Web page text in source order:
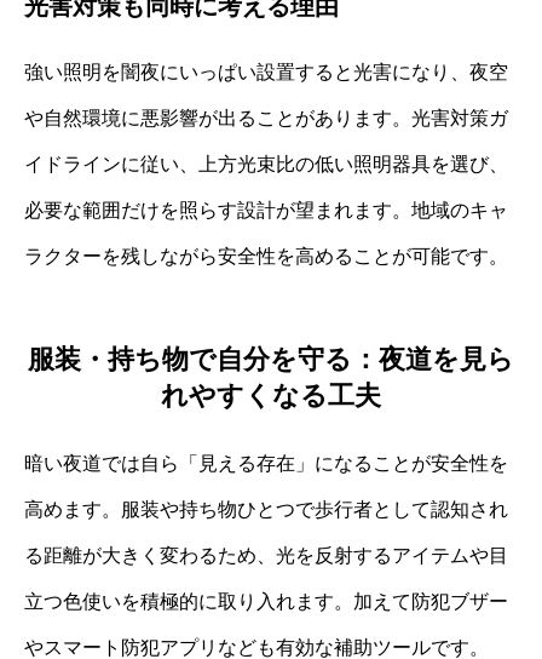
光害対策も同時に考える理由
強い照明を闇夜にいっぱい設置すると光害になり、夜空
や自然環境に悪影響が出ることがあります。光害対策ガ
イドラインに従い、上方光束比の低い照明器具を選び、
必要な範囲だけを照らす設計が望まれます。地域のキャ
ラクターを残しながら安全性を高めることが可能です。
服装・持ち物で自分を守る：夜道を見ら
れやすくなる工夫
暗い夜道では自ら「見える存在」になることが安全性を
高めます。服装や持ち物ひとつで歩行者として認知され
る距離が大きく変わるため、光を反射するアイテムや目
立つ色使いを積極的に取り入れます。加えて防犯ブザー
やスマート防犯アプリなども有効な補助ツールです。